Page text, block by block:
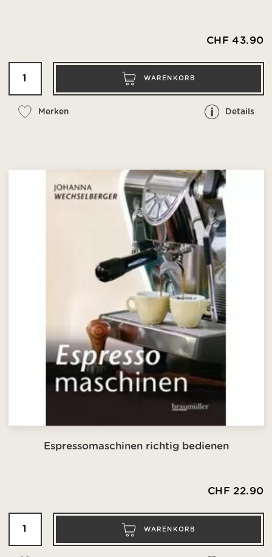
CHF 43.90
WARENKORB
Merken Details
Espressomaschinen richtig bedienen
CHF 22.90
WARENKORB